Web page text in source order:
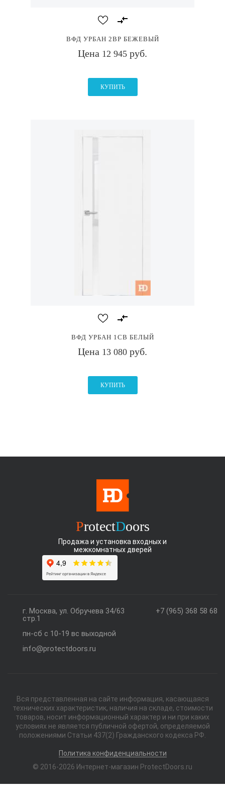
ВФД УРБАН 2ВР БЕЖЕВЫЙ
Цена 12 945 руб.
КУПИТЬ
ВФД УРБАН 1СВ БЕЛЫЙ
Цена 13 080 руб.
КУПИТЬ
ProtectDoors
Продажа и установка входных и
межкомнатных дверей
+7 (965) 368 58 68
г. Москва, ул. Обручева 34/63
стр.1
пн-сб с 10-19 вс выходной
info@protectdoors.ru
Вся представленная на сайте информация, касающаяся
технических характеристик, наличия на складе, стоимости
товаров, носит информационный характер и ни при каких
условиях не является публичной офертой, определяемой
положениями Статьи 437(2) Гражданского кодекса РФ.
Политика конфиденциальности
© 2016-2026 Интернет-магазин ProtectDoors.ru